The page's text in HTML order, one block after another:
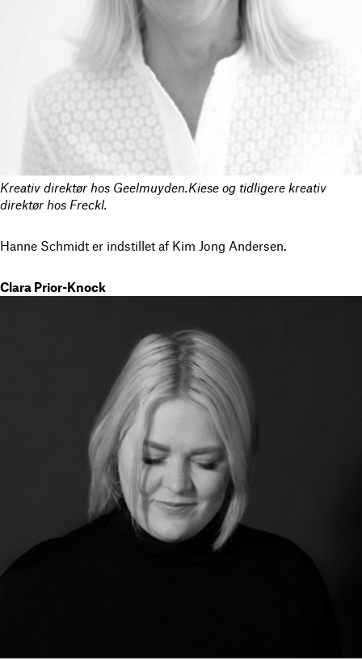
Kreativ direktør hos Geelmuyden.Kiese og tidligere kreativ
direktør hos Freckl.
Hanne Schmidt er indstillet af Kim Jong Andersen.
Clara Prior-Knock